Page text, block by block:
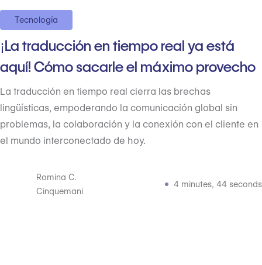
Tecnología
¡La traducción en tiempo real ya está
aquí! Cómo sacarle el máximo provecho
La traducción en tiempo real cierra las brechas
lingüísticas, empoderando la comunicación global sin
problemas, la colaboración y la conexión con el cliente en
el mundo interconectado de hoy.
Romina C.
Cinquemani
4 minutes, 44 seconds